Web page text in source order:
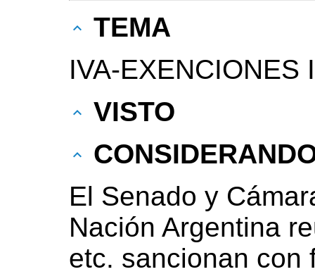
TEMA
IVA-EXENCIONES
VISTO
El Senado y
Nación Argentina
etc. sancionan con